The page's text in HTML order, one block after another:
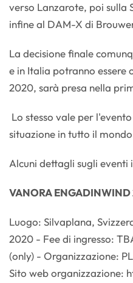
verso Lanzarote, poi sulla
infine al DAM-X di
La decisione finale
e in Italia potranno essere
2020, sarà presa nella
Lo stesso vale per
situazione in tutto il
Alcuni dettagli sugli
VANORA
Luogo: Silvaplana,
2020 - Fee di ingresso:
(only) - Organizzazione:
Sito web organizzazione: